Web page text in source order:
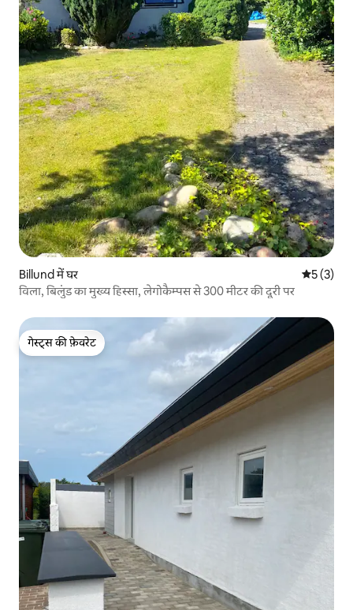
Billund में घर औसत रेटिंग
5 (3)
विला, बिलुंड का मुख्य हिस्सा, लेगोकैम्पस से 300 मीटर की दूरी पर
गेस्ट्स की फ़ेवरेट
गेस्ट्स की फ़ेवरेट